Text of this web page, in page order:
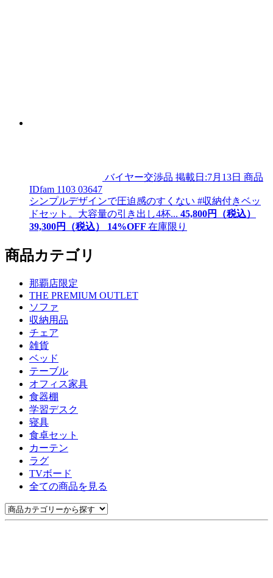
バイヤー交渉品 掲載日:7月13日 商品
IDfam 1103 03647
シンプルデザインで圧迫感のすくない #収納付きベッ
ドセット。大容量の引き出し4杯... 45,800円（税込）
39,300円（税込） 14%OFF 在庫限り
商品カテゴリ
那覇店限定
THE PREMIUM OUTLET
ソファ
収納用品
チェア
雑貨
ベッド
テーブル
オフィス家具
食器棚
学習デスク
寝具
食卓セット
カーテン
ラグ
TVボード
全ての商品を見る